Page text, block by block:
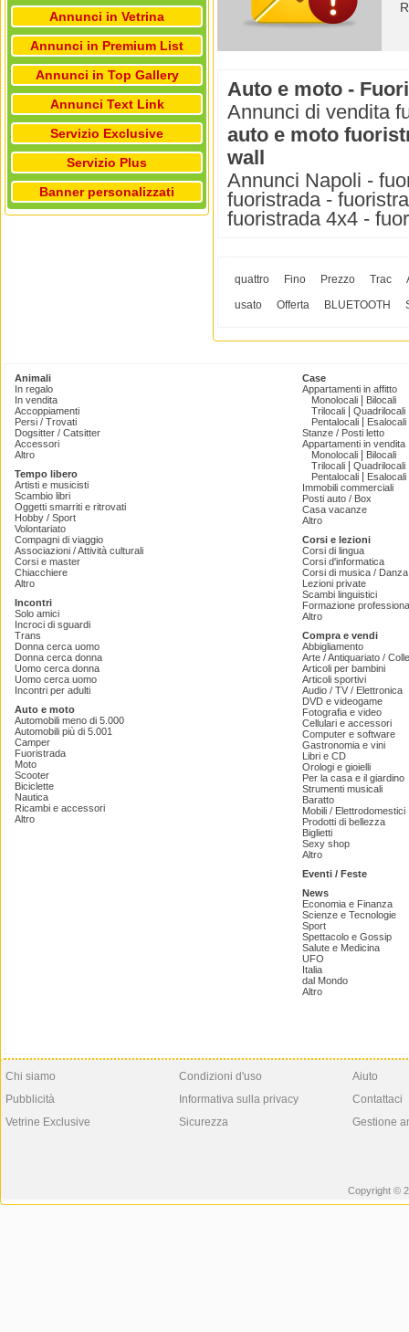
Annunci in Vetrina
Annunci in Premium List
Annunci in Top Gallery
Annunci Text Link
Servizio Exclusive
Servizio Plus
Banner personalizzati
Auto e moto -
Annunci di vendita
auto e moto
wall
Annunci Napoli -
fuoristrada -
fuoristrada 4x4 -
quattro Fino Prezzo Trac
usato
Offerta BLUETOOTH
Animali
In regalo
In vendita
Accoppiamenti
Persi / Trovati
Dogsitter / Catsitter
Accessori
Altro
Tempo libero
Artisti e musicisti
Scambio libri
Oggetti smarriti e ritrovati
Hobby / Sport
Volontariato
Compagni di viaggio
Associazioni / Attività culturali
Corsi e master
Chiacchiere
Altro
Incontri
Solo amici
Incroci di sguardi
Trans
Donna cerca uomo
Donna cerca donna
Uomo cerca donna
Uomo cerca uomo
Incontri per adulti
Auto e moto
Automobili meno di 5.000
Automobili più di 5.001
Camper
Fuoristrada
Moto
Scooter
Biciclette
Nautica
Ricambi e accessori
Altro
Case
Appartamenti in affitto
Monolocali
Bilocali
Trilocali
Quadrilocali
Pentalocali
Esalocali
Stanze / Posti letto
Appartamenti in vendita
Monolocali
Bilocali
Trilocali
Quadrilocali
Pentalocali
Esalocali
Immobili commerciali
Posti auto / Box
Casa vacanze
Altro
Corsi e lezioni
Corsi di lingua
Corsi d'informatica
Corsi di musica /
Lezioni private
Scambi linguistici
Formazione
Altro
Compra e vendi
Abbigliamento
Arte / Antiquariato /
Articoli per bambini
Articoli sportivi
Audio / TV / Elettronica
DVD e videogame
Fotografia e video
Cellulari e accessori
Computer e software
Gastronomia e vini
Libri e CD
Orologi e gioielli
Per la casa e il giardino
Strumenti musicali
Baratto
Mobili / Elettrodomestici
Prodotti di bellezza
Biglietti
Sexy shop
Altro
Eventi / Feste
News
Economia e Finanza
Scienze e Tecnologie
Sport
Spettacolo e Gossip
Salute e Medicina
UFO
Italia
dal Mondo
Altro
Chi siamo
Pubblicità
Vetrine Exclusive
Condizioni d'uso
Informativa sulla privacy
Sicurezza
Aiuto
Contattaci
Gestione
Copyright ©